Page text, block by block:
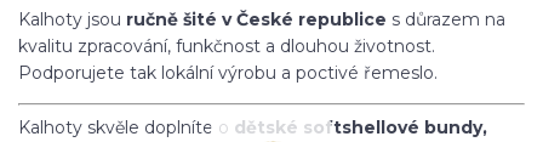
Kalhoty jsou ručně šité v České republice s důrazem na
kvalitu zpracování, funkčnost a dlouhou životnost.
Podporujete tak lokální výrobu a poctivé řemeslo.
Kalhoty skvěle doplníte o dětské softshellové bundy,